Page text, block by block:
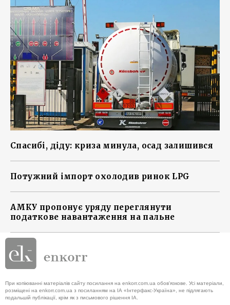
Спасибі, діду: криза минула, осад залишився
Потужний імпорт охолодив ринок LPG
АМКУ пропонує уряду переглянути
податкове навантаження на пальне
При копіюванні матеріалів сайту посилання на enkorr.com.ua обов'язкове. Усі матеріали,
розміщені на enkorr.com.ua з посиланням на ІА «Інтерфакс-Україна», не підлягають
подальшій публікації, крім як з письмового рішення ІА.